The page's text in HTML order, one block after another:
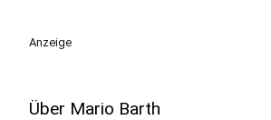
Anzeige
Über Mario Barth